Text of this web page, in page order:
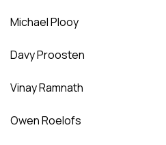
Michael Plooy
Davy Proosten
Vinay Ramnath
Owen Roelofs